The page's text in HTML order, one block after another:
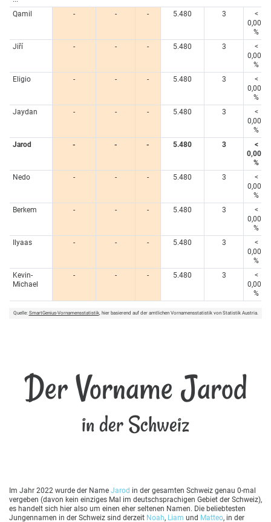
Qamil
- - - 5.480 3
<
0,005
%
Jiří
- - - 5.480 3
<
0,005
%
Eligio
- - - 5.480 3
<
0,005
%
Jaydan
- - - 5.480 3
<
0,005
%
Jarod
- - - 5.480 3
<
0,005
%
Nedo
- - - 5.480 3
<
0,005
%
Berkem
- - - 5.480 3
<
0,005
%
Ilyaas
- - - 5.480 3
<
0,005
%
Kevin-
Michael
- - - 5.480 3
<
0,005
%
Quelle: SmartGenius-Vornamensstatistik, hier basierend auf der amtlichen Vornamensstatistik von Statistik Austria.
Der Vorname Jarod
in der Schweiz
Im Jahr 2022 wurde der Name Jarod in der gesamten Schweiz genau 0-mal
vergeben (davon kein einziges Mal im deutschsprachigen Gebiet der Schweiz),
es handelt sich hier also um einen eher seltenen Namen. Die beliebtesten
Jungennamen in der Schweiz sind derzeit Noah, Liam und Matteo, in der